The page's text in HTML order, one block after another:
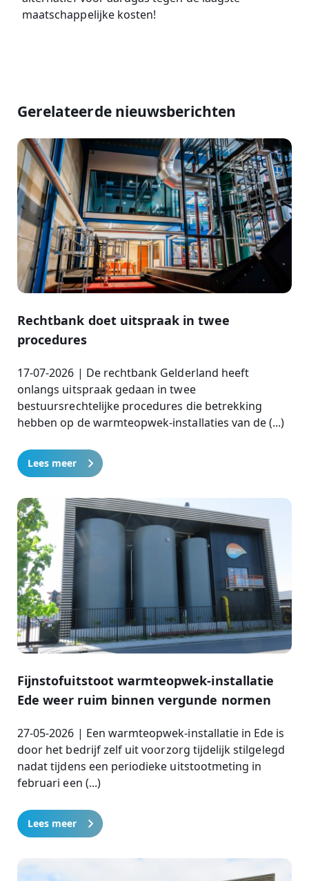
maatschappelijke kosten!
Gerelateerde nieuwsberichten
Rechtbank doet uitspraak in twee
procedures
17-07-2026 | De rechtbank Gelderland heeft
onlangs uitspraak gedaan in twee
bestuursrechtelijke procedures die betrekking
hebben op de warmteopwek-installaties van de (...)
Lees meer
Fijnstofuitstoot warmteopwek-installatie
Ede weer ruim binnen vergunde normen
27-05-2026 | Een warmteopwek-installatie in Ede is
door het bedrijf zelf uit voorzorg tijdelijk stilgelegd
nadat tijdens een periodieke uitstootmeting in
februari een (...)
Lees meer